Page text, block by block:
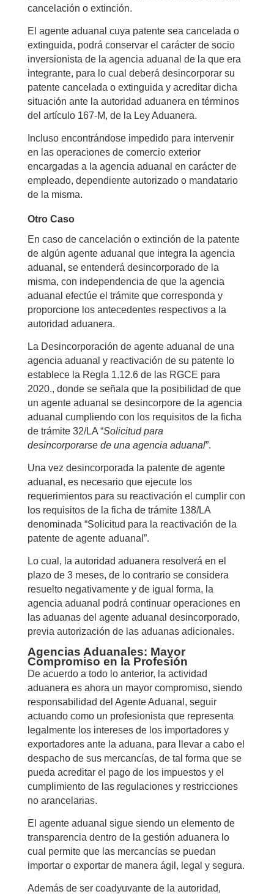
cancelación o extinción.
El agente aduanal cuya patente sea cancelada o
extinguida, podrá conservar el carácter de socio
inversionista de la agencia aduanal de la que era
integrante, para lo cual deberá desincorporar su
patente cancelada o extinguida y acreditar dicha
situación ante la autoridad aduanera en términos
del artículo 167-M, de la Ley Aduanera.
Incluso encontrándose impedido para intervenir
en las operaciones de comercio exterior
encargadas a la agencia aduanal en carácter de
empleado, dependiente autorizado o mandatario
de la misma.
Otro Caso
En caso de cancelación o extinción de la patente
de algún agente aduanal que integra la agencia
aduanal, se entenderá desincorporado de la
misma, con independencia de que la agencia
aduanal efectúe el trámite que corresponda y
proporcione los antecedentes respectivos a la
autoridad aduanera.
La Desincorporación de agente aduanal de una
agencia aduanal y reactivación de su patente lo
establece la Regla 1.12.6 de las RGCE para
2020., donde se señala que la posibilidad de que
un agente aduanal se desincorpore de la agencia
aduanal cumpliendo con los requisitos de la ficha
de trámite 32/LA “Solicitud para
desincorporarse de una agencia aduanal”.
Una vez desincorporada la patente de agente
aduanal, es necesario que ejecute los
requerimientos para su reactivación el cumplir con
los requisitos de la ficha de trámite 138/LA
denominada “Solicitud para la reactivación de la
patente de agente aduanal”.
Lo cual, la autoridad aduanera resolverá en el
plazo de 3 meses, de lo contrario se considera
resuelto negativamente y de igual forma, la
agencia aduanal podrá continuar operaciones en
las aduanas del agente aduanal desincorporado,
previa autorización de las aduanas adicionales.
Agencias Aduanales: Mayor
Compromiso en la Profesión
De acuerdo a todo lo anterior, la actividad
aduanera es ahora un mayor compromiso, siendo
responsabilidad del Agente Aduanal, seguir
actuando como un profesionista que representa
legalmente los intereses de los importadores y
exportadores ante la aduana, para llevar a cabo el
despacho de sus mercancías, de tal forma que se
pueda acreditar el pago de los impuestos y el
cumplimiento de las regulaciones y restricciones
no arancelarias.
El agente aduanal sigue siendo un elemento de
transparencia dentro de la gestión aduanera lo
cual permite que las mercancías se puedan
importar o exportar de manera ágil, legal y segura.
Además de ser coadyuvante de la autoridad,